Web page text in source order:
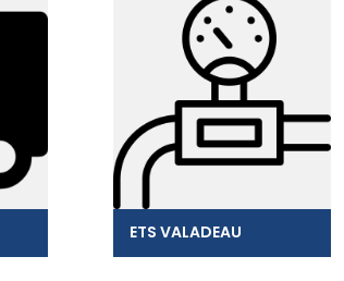
ETS VALADEAU